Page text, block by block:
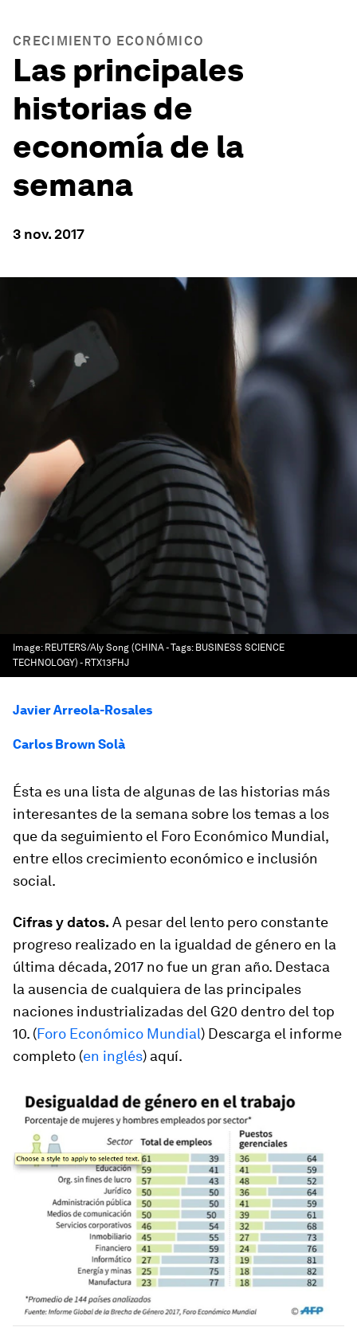
CRECIMIENTO ECONÓMICO
Las principales
historias de
economía de la
semana
3 nov. 2017
Image: REUTERS/Aly Song (CHINA - Tags: BUSINESS SCIENCE
TECHNOLOGY) - RTX13FHJ
Javier Arreola-Rosales
Carlos Brown Solà
Ésta es una lista de algunas de las historias más
interesantes de la semana sobre los temas a los
que da seguimiento el Foro Económico Mundial,
entre ellos crecimiento económico e inclusión
social.
Cifras y datos. A pesar del lento pero constante
progreso realizado en la igualdad de género en la
última década, 2017 no fue un gran año. Destaca
la ausencia de cualquiera de las principales
naciones industrializadas del G20 dentro del top
10. (Foro Económico Mundial) Descarga el informe
completo (en inglés) aquí.